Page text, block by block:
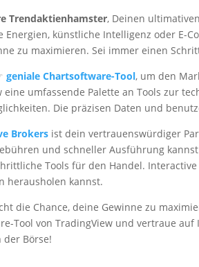
Trendaktienhamster, Deinen
Energien, künstliche Intelligenz oder E-
zu maximieren. Sei immer einen
geniale Chartsoftware-Tool, um den
eine umfassende Palette an Tools zur
Die präzisen Daten und
Brokers ist dein vertrauenswürdiger
und schneller Ausführung
Tools für den Handel.
herausholen kannst.
die Chance, deine Gewinne zu
Tool von TradingView und vertraue
der Börse!